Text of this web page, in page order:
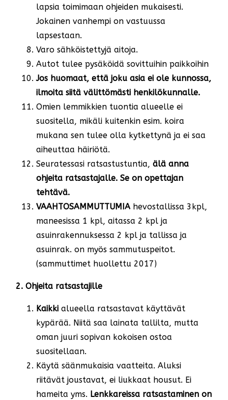
lapsia toimimaan ohjeiden mukaisesti.
Jokainen vanhempi on vastuussa
lapsestaan.
Varo sähköistettyjä aitoja.
Autot tulee pysäköidä sovittuihin paikkoihin
Jos huomaat, että joku asia ei ole kunnossa,
ilmoita siitä välittömästi henkilökunnalle.
Omien lemmikkien tuontia alueelle ei
suositella, mikäli kuitenkin esim. koira
mukana sen tulee olla kytkettynä ja ei saa
aiheuttaa häiriötä.
Seuratessasi ratsastustuntia,älä anna
ohjeita ratsastajalle. Se on opettajan
tehtävä.
VAAHTOSAMMUTTUMIAhevostallissa 3kpl,
maneesissa 1 kpl, aitassa 2 kpl ja
asuinrakennuksessa 2 kpl ja tallissa ja
asuinrak. on myös sammutuspeitot.
(sammuttimet huollettu 2017)
2. Ohjeita ratsastajille
Kaikki alueella ratsastavat käyttävät
kypärää. Niitä saa lainata tallilta, mutta
oman juuri sopivan kokoisen ostoa
suositellaan.
Käytä säänmukaisia vaatteita. Aluksi
riitävät joustavat, ei liukkaat housut. Ei
hameita yms. Lenkkareissa ratsastaminen on